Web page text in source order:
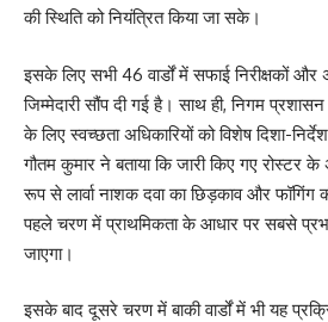
की स्थिति को नियंत्रित किया जा सके।
इसके लिए सभी 46 वार्डों में सफाई निरीक्षकों और
जिम्मेदारी सौंप दी गई है। साथ ही, निगम
के लिए स्वच्छता अधिकारियों को विशेष दिशा-
गौतम कुमार ने बताया कि जारी किए गए रोस्टर के
रूप से लार्वा नाशक दवा का छिड़काव और फॉगिंग
पहले चरण में प्राथमिकता के आधार पर सबसे
जाएगा।
इसके बाद दूसरे चरण में बाकी वार्डों में भी यह